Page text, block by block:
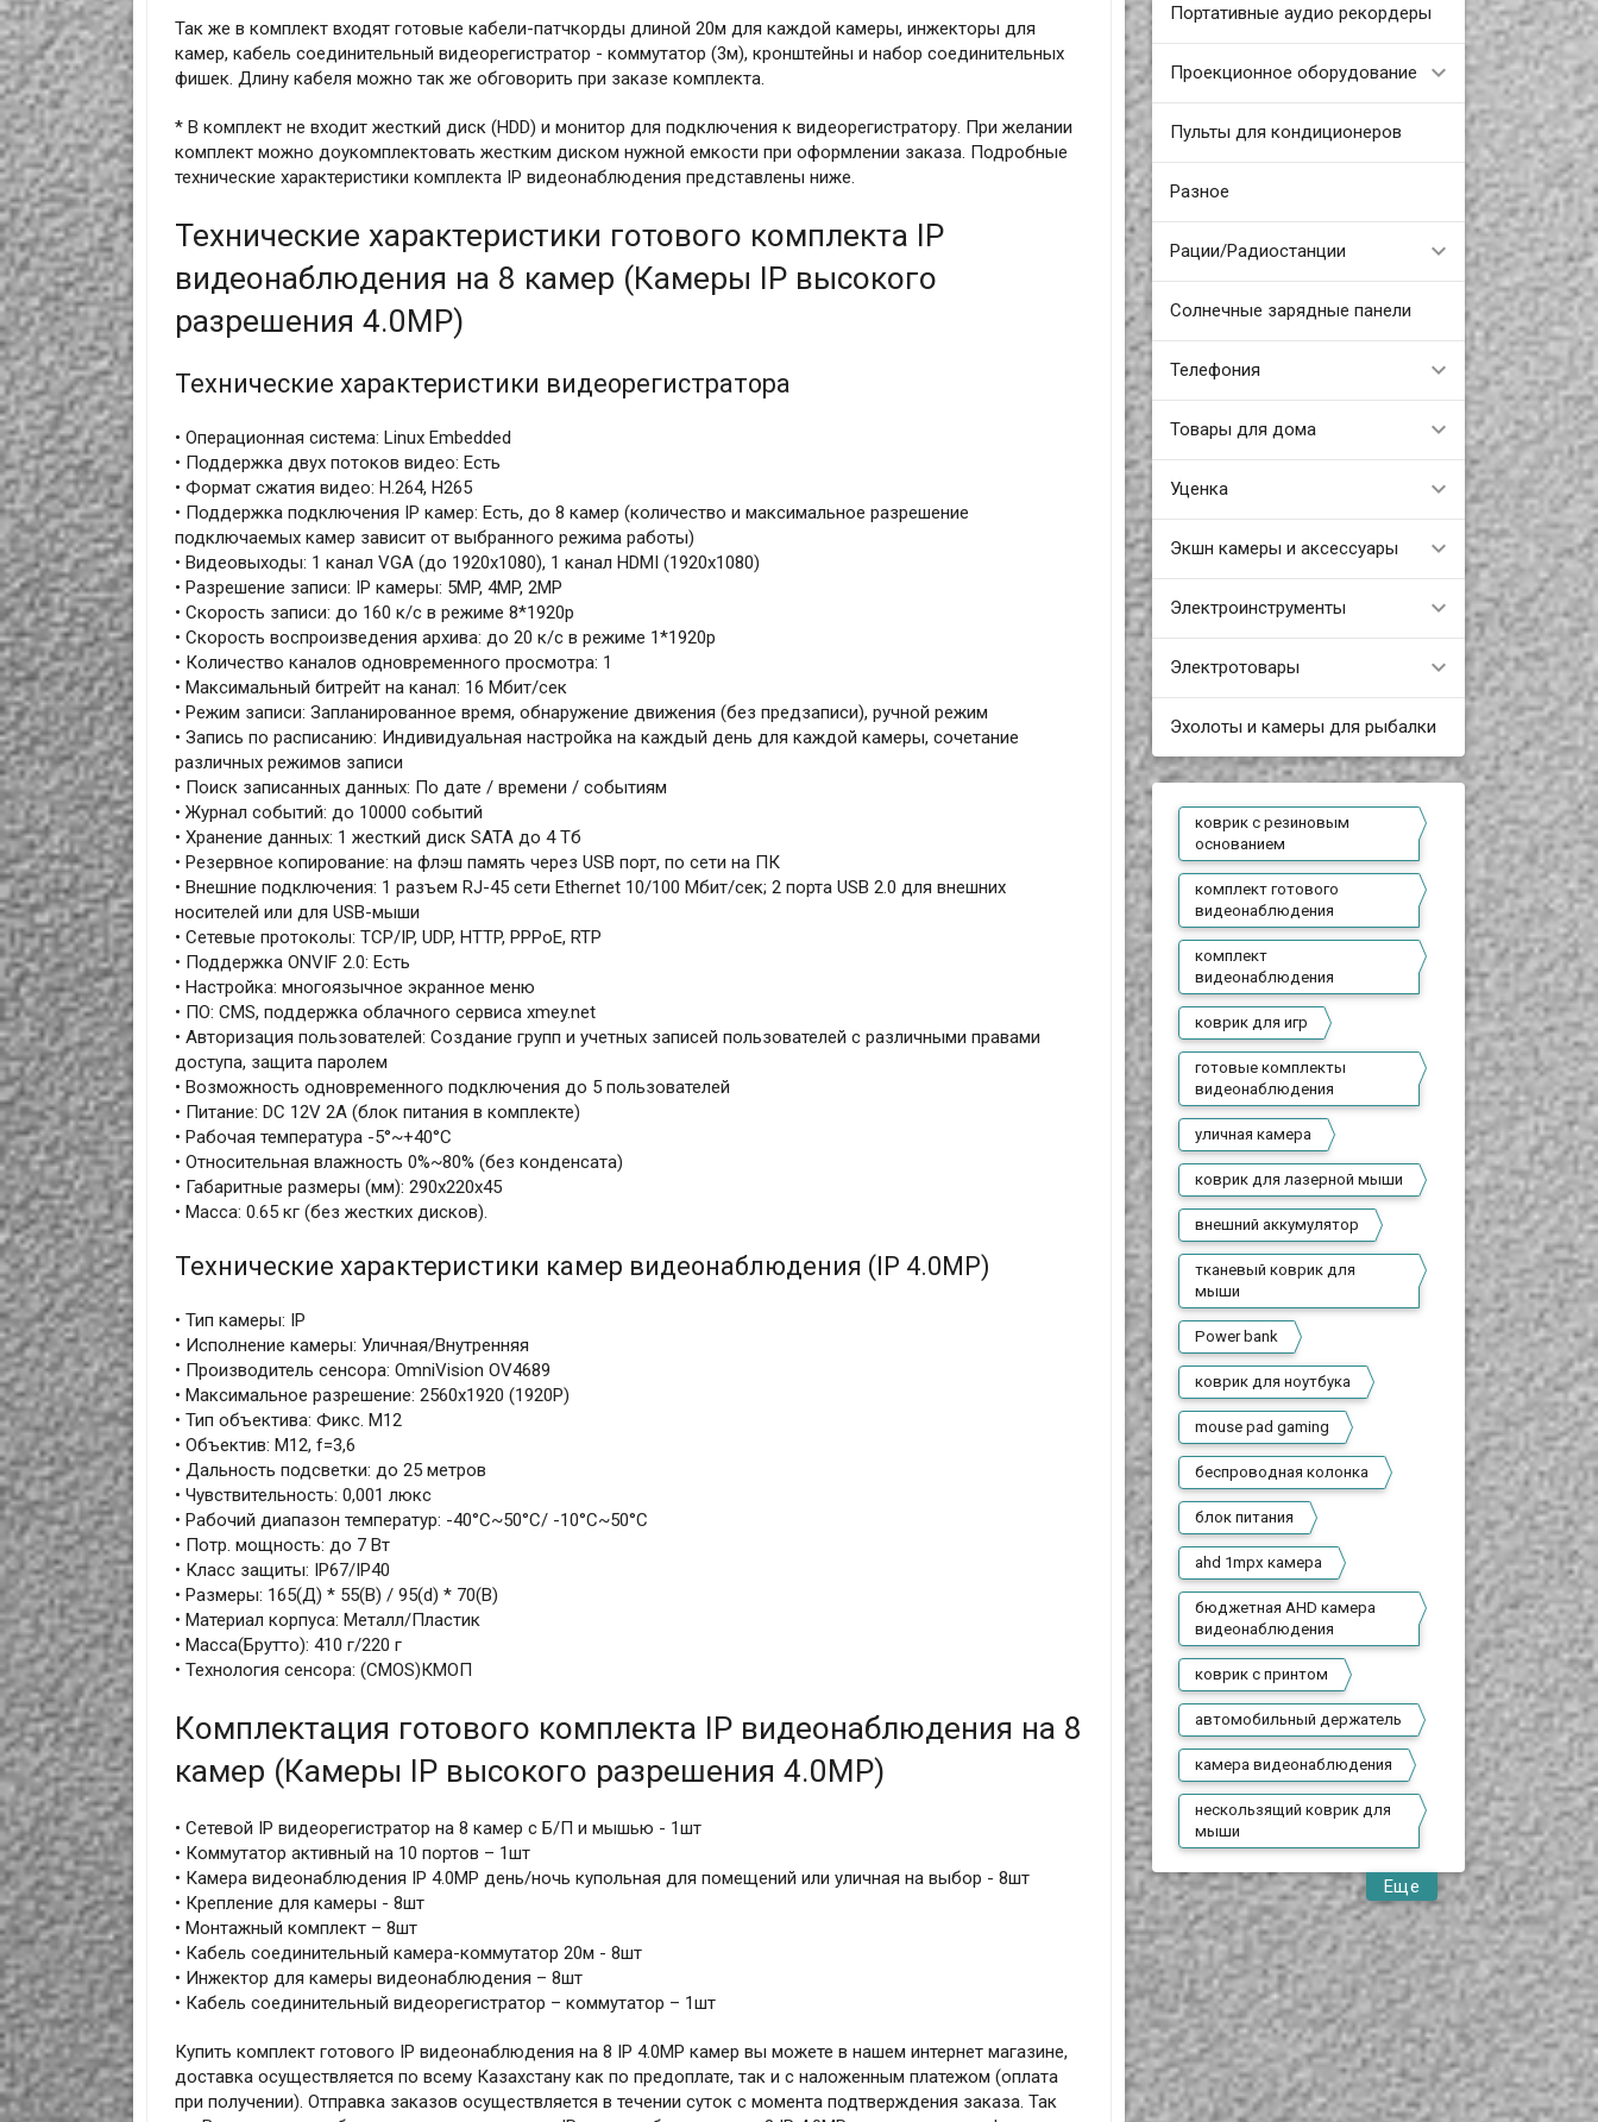
Портативные аудио рекордеры
Проекционное оборудование
Пульты для кондиционеров
Разное
Рации/Радиостанции
Солнечные зарядные панели
Телефония
Товары для дома
Уценка
Экшн камеры и аксессуары
Электроинструменты
Электротовары
Эхолоты и камеры для рыбалки
коврик с резиновым
основанием
комплект готового
видеонаблюдения
комплект
видеонаблюдения
коврик для игр
готовые комплекты
видеонаблюдения
уличная камера
коврик для лазерной мыши
внешний аккумулятор
тканевый коврик для
мыши
Power bank
коврик для ноутбука
mouse pad gaming
беспроводная колонка
блок питания
ahd 1mpx камера
бюджетная AHD камера
видеонаблюдения
коврик с принтом
автомобильный держатель
камера видеонаблюдения
нескользящий коврик для
мыши
Еще
Так же в комплект входят готовые кабели-патчкорды длиной 20м для каждой камеры, инжекторы для
камер, кабель соединительный видеорегистратор - коммутатор (3м), кронштейны и набор соединительных
фишек. Длину кабеля можно так же обговорить при заказе комплекта.
* В комплект не входит жесткий диск (HDD) и монитор для подключения к видеорегистратору. При желании
комплект можно доукомплектовать жестким диском нужной емкости при оформлении заказа. Подробные
технические характеристики комплекта IP видеонаблюдения представлены ниже.
Технические характеристики готового комплекта IP
видеонаблюдения на 8 камер (Камеры IP высокого
разрешения 4.0MP)
Технические характеристики видеорегистратора
• Операционная система: Linux Embedded
• Поддержка двух потоков видео: Есть
• Формат сжатия видео: H.264, H265
• Поддержка подключения IP камер: Есть, до 8 камер (количество и максимальное разрешение
подключаемых камер зависит от выбранного режима работы)
• Видеовыходы: 1 канал VGA (до 1920x1080), 1 канал HDMI (1920х1080)
• Разрешение записи: IP камеры: 5MP, 4MP, 2MP
• Скорость записи: до 160 к/с в режиме 8*1920p
• Скорость воспроизведения архива: до 20 к/с в режиме 1*1920p
• Количество каналов одновременного просмотра: 1
• Максимальный битрейт на канал: 16 Мбит/сек
• Режим записи: Запланированное время, обнаружение движения (без предзаписи), ручной режим
• Запись по расписанию: Индивидуальная настройка на каждый день для каждой камеры, сочетание
различных режимов записи
• Поиск записанных данных: По дате / времени / событиям
• Журнал событий: до 10000 событий
• Хранение данных: 1 жесткий диск SATA до 4 Тб
• Резервное копирование: на флэш память через USB порт, по сети на ПК
• Внешние подключения: 1 разъем RJ-45 сети Ethernet 10/100 Мбит/сек; 2 порта USB 2.0 для внешних
носителей или для USB-мыши
• Сетевые протоколы: TCP/IP, UDP, HTTP, PPPoE, RTP
• Поддержка ONVIF 2.0: Есть
• Настройка: многоязычное экранное меню
• ПО: CMS, поддержка облачного сервиса xmey.net
• Авторизация пользователей: Создание групп и учетных записей пользователей с различными правами
доступа, защита паролем
• Возможность одновременного подключения до 5 пользователей
• Питание: DC 12V 2A (блок питания в комплекте)
• Рабочая температура -5°~+40°C
• Относительная влажность 0%~80% (без конденсата)
• Габаритные размеры (мм): 290х220х45
• Масса: 0.65 кг (без жестких дисков).
Технические характеристики камер видеонаблюдения (IP 4.0MP)
• Тип камеры: IP
• Исполнение камеры: Уличная/Внутренняя
• Производитель сенсора: OmniVision OV4689
• Максимальное разрешение: 2560x1920 (1920Р)
• Тип объектива: Фикс. М12
• Объектив: M12, f=3,6
• Дальность подсветки: до 25 метров
• Чувствительность: 0,001 люкс
• Рабочий диапазон температур: -40°С~50°С/ -10°С~50°С
• Потр. мощность: до 7 Вт
• Класс защиты: IP67/IP40
• Размеры: 165(Д) * 55(В) / 95(d) * 70(В)
• Материал корпуса: Металл/Пластик
• Масса(Брутто): 410 г/220 г
• Технология сенсора: (CMOS)КМОП
Комплектация готового комплекта IP видеонаблюдения на 8
камер (Камеры IP высокого разрешения 4.0MP)
• Сетевой IP видеорегистратор на 8 камер с Б/П и мышью - 1шт
• Коммутатор активный на 10 портов – 1шт
• Камера видеонаблюдения IP 4.0MP день/ночь купольная для помещений или уличная на выбор - 8шт
• Крепление для камеры - 8шт
• Монтажный комплект – 8шт
• Кабель соединительный камера-коммутатор 20м - 8шт
• Инжектор для камеры видеонаблюдения – 8шт
• Кабель соединительный видеорегистратор – коммутатор – 1шт
Купить комплект готового IP видеонаблюдения на 8 IP 4.0MP камер вы можете в нашем интернет магазине,
доставка осуществляется по всему Казахстану как по предоплате, так и с наложенным платежом (оплата
при получении). Отправка заказов осуществляется в течении суток с момента подтверждения заказа. Так